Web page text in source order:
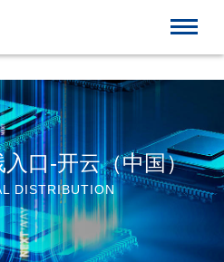
口
口-开云（中国）
DISTRIBUTION